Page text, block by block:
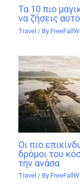
Τα 10 πιο
να ζήσεις
Travel / By
Οι πιο
δρόμοι του
την ανάσα
Travel / By